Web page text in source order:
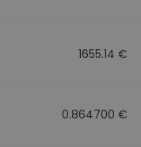
1655.14 €
0.864700 €